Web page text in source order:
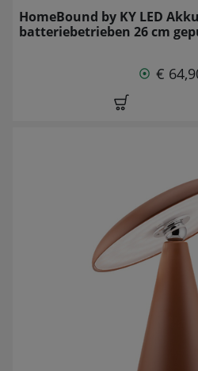
HomeBound by KY LED
batteriebetrieben 26 cm
€